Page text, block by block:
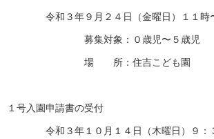
令和３年９月２４日（金曜日）１１時
募集対象：０歳児〜５歳児
場 所：住吉こども園
１号入園申請書の受付
令和３年１０月１４日（木曜日）９：３